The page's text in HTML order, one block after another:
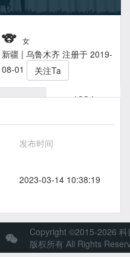
🐨 女
新疆 | 乌鲁木齐 注册于 2019-
08-01
关注Ta
1924
发布时间
2023-03-14 10:38:19
Copyright ©2015-2026
版权所有 All Rights